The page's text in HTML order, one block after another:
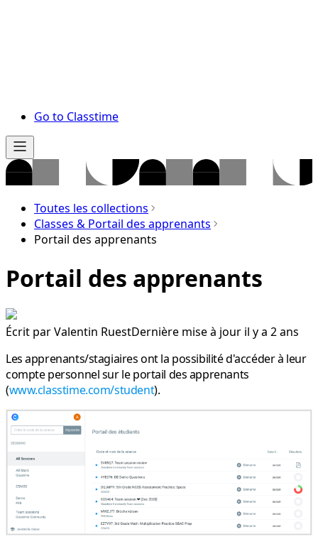
Go to Classtime
Toutes les collections
Classes & Portail des apprenants
Portail des apprenants
Portail des apprenants
Écrit parValentin RuestDernière mise à jour il y a 2 ans
Les apprenants/stagiaires ont la possibilité d'accéder à leur
compte personnel sur le portail des apprenants
(www.classtime.com/student).